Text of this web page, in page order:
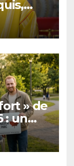
et
» de
: un